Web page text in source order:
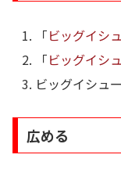
「ビッグイシ
「ビッグイシ
ビッグイシュ
広める